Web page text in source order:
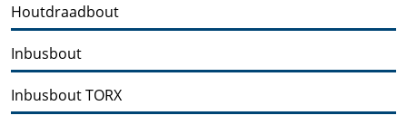
Houtdraadbout
Inbusbout
Inbusbout TORX